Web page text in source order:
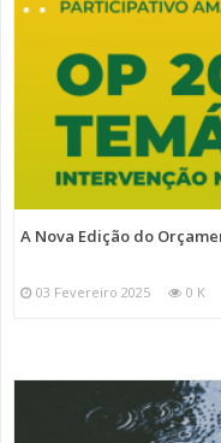
A Nova Edição do
03 Fevereiro 2025 0 K